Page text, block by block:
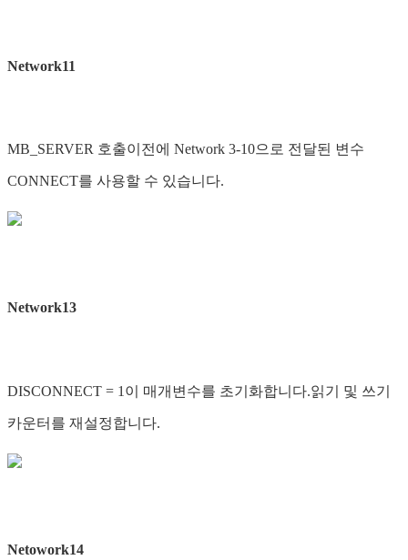
Network11
MB_SERVER 호출이전에 Network 3-10으로 전달된 변수
CONNECT를 사용할 수 있습니다.
Network13
DISCONNECT = 1이 매개변수를 초기화합니다.읽기 및 쓰기
카운터를 재설정합니다.
Netowork14